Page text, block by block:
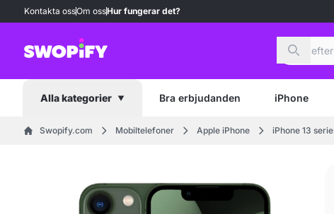
Kontakta ossOm ossHur fungerar det?
Alla kategorier Bra erbjudanden iPhone
Swopify.com Mobiltelefoner Apple iPhone iPhone 13 serie